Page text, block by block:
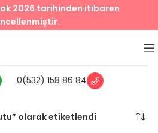
0(532) 158 86 84
olarak etiketlendi
2026 tarihinden itibaren